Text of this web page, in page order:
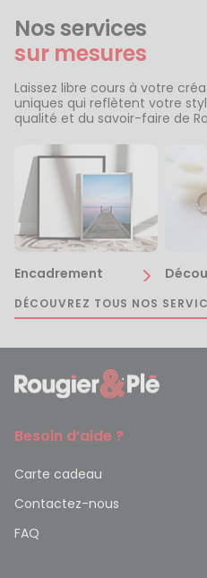
Nos services
sur mesures
Laissez libre cours à votre
uniques qui reflètent votre
qualité et du savoir-faire de
Encadrement
DÉCOUVREZ TOUS NOS
Besoin d’aide ?
Carte cadeau
Contactez-nous
FAQ